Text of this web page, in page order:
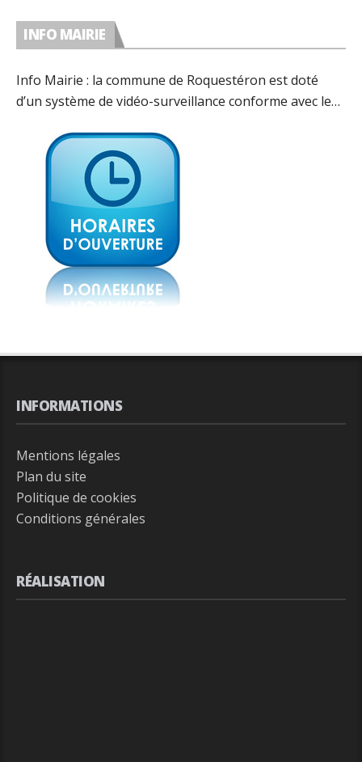
INFO MAIRIE
Info Mairie : la commune de Roquestéron est doté
d’un système de vidéo-surveillance conforme avec les
INFORMATIONS
Mentions légales
Plan du site
Politique de cookies
Conditions générales
RÉALISATION